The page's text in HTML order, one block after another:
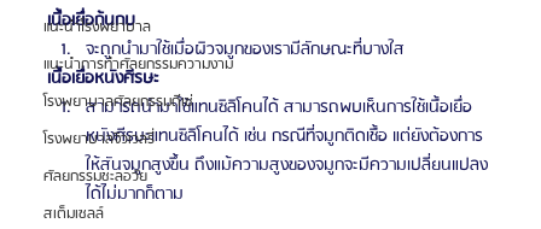
แนะนำโรงพยาบาล
แนะนำการทำศัลยกรรมความงาม
โรงพยาบาลศัลยกรรมดีเซ่
โรงพยาบาลจิวเวลรี่
ศัลยกรรมชะลอวัย
สเต็มเซลล์
เนื้อเยื่อก้นกบ
จะถูกนำมาใช้เมื่อผิวจมูกของเรามีลักษณะที่บางใส
เนื้อเยื่อหนังศีรษะ
สามารถนำมาใช้แทนซิลิโคนได้ สามารถพบเห็นการใช้เนื้อเยื่อ
หนังศีรษะแทนซิลิโคนได้ เช่น กรณีที่จมูกติดเชื้อ แต่ยังต้องการ
ให้สันจมูกสูงขึ้น ถึงแม้ความสูงของจมูกจะมีความเปลี่ยนแปลง
ได้ไม่มากก็ตาม